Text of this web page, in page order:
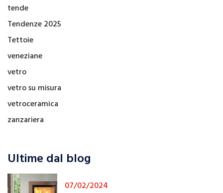
tende
Tendenze 2025
Tettoie
veneziane
vetro
vetro su misura
vetroceramica
zanzariera
Ultime dal blog
07/02/2024